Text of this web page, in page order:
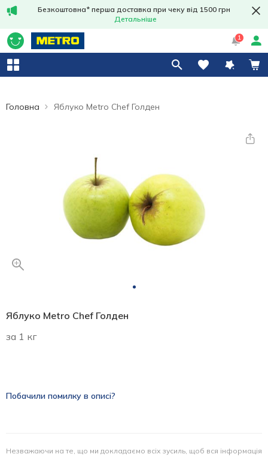
Безкоштовна* перша доставка при чеку від 1500 грн
Детальніше
1
Головна Яблуко Metro Chef Голден
Яблуко Metro Chef Голден
за 1 кг
Побачили помилку в описі?
Незважаючи на те, що ми докладаємо всіх зусиль, щоб вся інформація